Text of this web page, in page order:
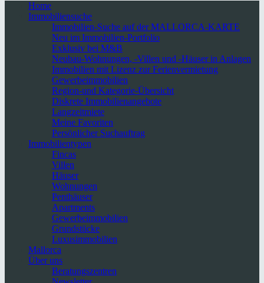
Home
Immobiliensuche
Immobilien-Suche auf der MALLORCA-KARTE
Neu im Immobilien-Portfolio
Exklusiv bei M&B
Neubau-Wohnungen, -Villen und -Häuser in Anlagen
Immobilien mit Lizenz zur Ferienvermietung
Gewerbeimmobilien
Region-und Kategorie-Übersicht
Diskrete Immobilienangebote
Langzeitmiete
Meine Favoriten
Persönlicher Suchauftrag
Immobilientypen
Fincas
Villen
Häuser
Wohnungen
Penthäuser
Apartments
Gewerbeimmobilien
Grundstücke
Luxusimmobilien
Mallorca
Über uns
Beratungszentren